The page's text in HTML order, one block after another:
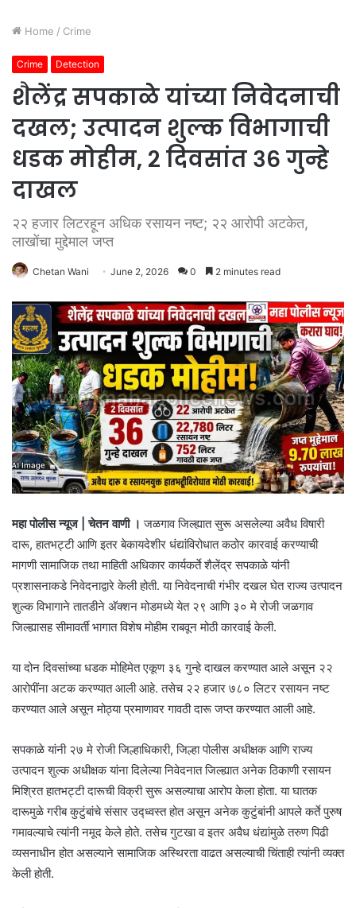
Home / Crime
Crime Detection
शैलेंद्र सपकाळे यांच्या निवेदनाची
दखल; उत्पादन शुल्क विभागाची
धडक मोहीम, २ दिवसांत ३६ गुन्हे
दाखल
२२ हजार लिटरहून अधिक रसायन नष्ट; २२ आरोपी अटकेत,
लाखोंचा मुद्देमाल जप्त
Chetan Wani June 2, 2026 0 2 minutes read
महा पोलीस न्यूज | चेतन वाणी । जळगाव जिल्ह्यात सुरू असलेल्या अवैध विषारी
दारू, हातभट्टी आणि इतर बेकायदेशीर धंद्यांविरोधात कठोर कारवाई करण्याची
मागणी सामाजिक तथा माहिती अधिकार कार्यकर्ते शैलेंद्र सपकाळे यांनी
प्रशासनाकडे निवेदनाद्वारे केली होती. या निवेदनाची गंभीर दखल घेत राज्य उत्पादन
शुल्क विभागाने तातडीने अ‍ॅक्शन मोडमध्ये येत २९ आणि ३० मे रोजी जळगाव
जिल्ह्यासह सीमावर्ती भागात विशेष मोहीम राबवून मोठी कारवाई केली.
या दोन दिवसांच्या धडक मोहिमेत एकूण ३६ गुन्हे दाखल करण्यात आले असून २२
आरोपींना अटक करण्यात आली आहे. तसेच २२ हजार ७८० लिटर रसायन नष्ट
करण्यात आले असून मोठ्या प्रमाणावर गावठी दारू जप्त करण्यात आली आहे.
सपकाळे यांनी २७ मे रोजी जिल्हाधिकारी, जिल्हा पोलीस अधीक्षक आणि राज्य
उत्पादन शुल्क अधीक्षक यांना दिलेल्या निवेदनात जिल्ह्यात अनेक ठिकाणी रसायन
मिश्रित हातभट्टी दारूची विक्री सुरू असल्याचा आरोप केला होता. या घातक
दारूमुळे गरीब कुटुंबांचे संसार उद्ध्वस्त होत असून अनेक कुटुंबांनी आपले कर्ते पुरुष
गमावल्याचे त्यांनी नमूद केले होते. तसेच गुटखा व इतर अवैध धंद्यांमुळे तरुण पिढी
व्यसनाधीन होत असल्याने सामाजिक अस्थिरता वाढत असल्याची चिंताही त्यांनी व्यक्त
केली होती.